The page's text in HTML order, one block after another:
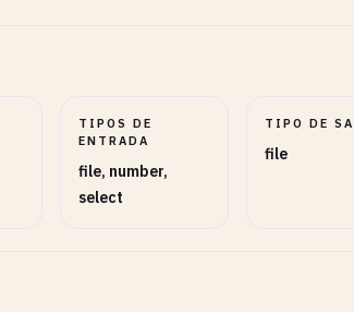
TIPOS DE
ENTRADA
file, number,
select
TIPO DE
file